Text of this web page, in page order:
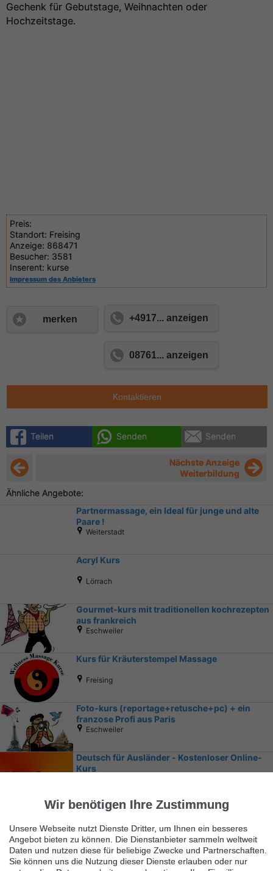
Gechenk für Gebutstage, Weihnachten oder
Hochzeitstage.
Preis:
Standort: Freising
Anzeige: 868471
Besucher: 3581
Inserent: kurse
Impressum des Anbieters
merken +4917... anzeigen
08761... anzeigen
Kontaktieren
Teilen Senden Senden
Nächste Anzeige
Weiterbildung
Ähnliche Angebote:
Partnermassage, ein Ideal für junge und alte
Paare !
Weiterstadt
Acryl Kurs
Lörrach
Gourmet-kurs mit traditionellen kochrezepten
aus frankreich
Eschweiler
Kurs für Kräuterstempel Massage
Freising
Foto-kurs (reportage+retusche+pc) + ein
franzose Profi aus Paris
Eschweiler
Deutsch für Ausländer - Kostenloser Online-
Kurs
Wir benötigen Ihre Zustimmung
Unsere Webseite nutzt Dienste Dritter, um Ihnen ein besseres
Angebot bieten zu können. Die Dienstanbieter sammeln weltweit
Daten und nutzen diese für beliebige Zwecke und Partnerschaften.
Sie können uns die Nutzung dieser Dienste erlauben oder nur